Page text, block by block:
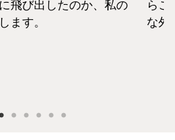
飛び出したのか、私の
ます。
らこ
な外